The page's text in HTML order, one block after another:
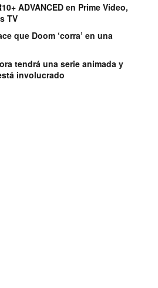
ADVANCED en Prime Video,
TV
que Doom ‘corra’ en una
tendrá una serie animada y
involucrado